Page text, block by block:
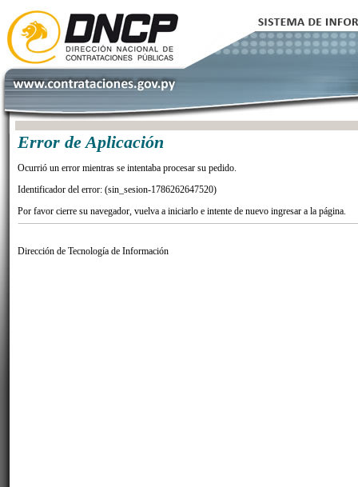
Error de Aplicación
Ocurrió un error mientras se intentaba procesar su pedido.
Identificador del error: (sin_sesion-1786262647520)
Por favor cierre su navegador, vuelva a iniciarlo e intente de nuevo ingresar a la página.
Dirección de Tecnología de Información